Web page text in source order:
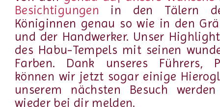
Besichtigungen in den Tälern
Königinnen genau so wie in den
und der Handwerker. Unser
des Habu-Tempels mit seinen
Farben. Dank unseres Führers,
können wir jetzt sogar einige
unserem nächsten Besuch
wieder bei dir melden.